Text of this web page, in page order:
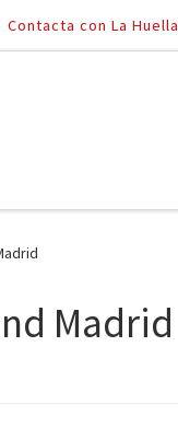
Contacta con La Huella
Madrid